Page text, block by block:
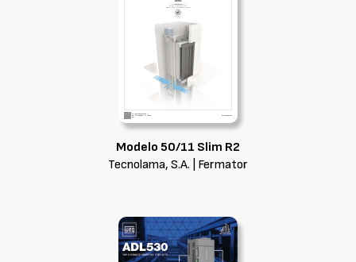
Modelo 50/11 Slim R2
Tecnolama, S.A. | Fermator